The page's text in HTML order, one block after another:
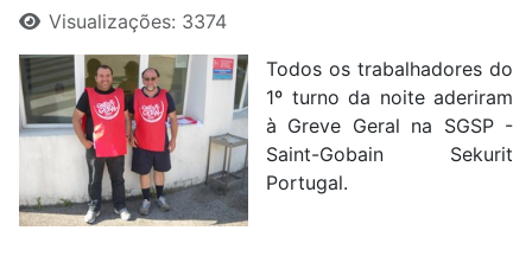
Visualizações: 3374
Todos os trabalhadores do
1º turno da noite aderiram
à Greve Geral na SGSP -
Saint-Gobain Sekurit
Portugal.